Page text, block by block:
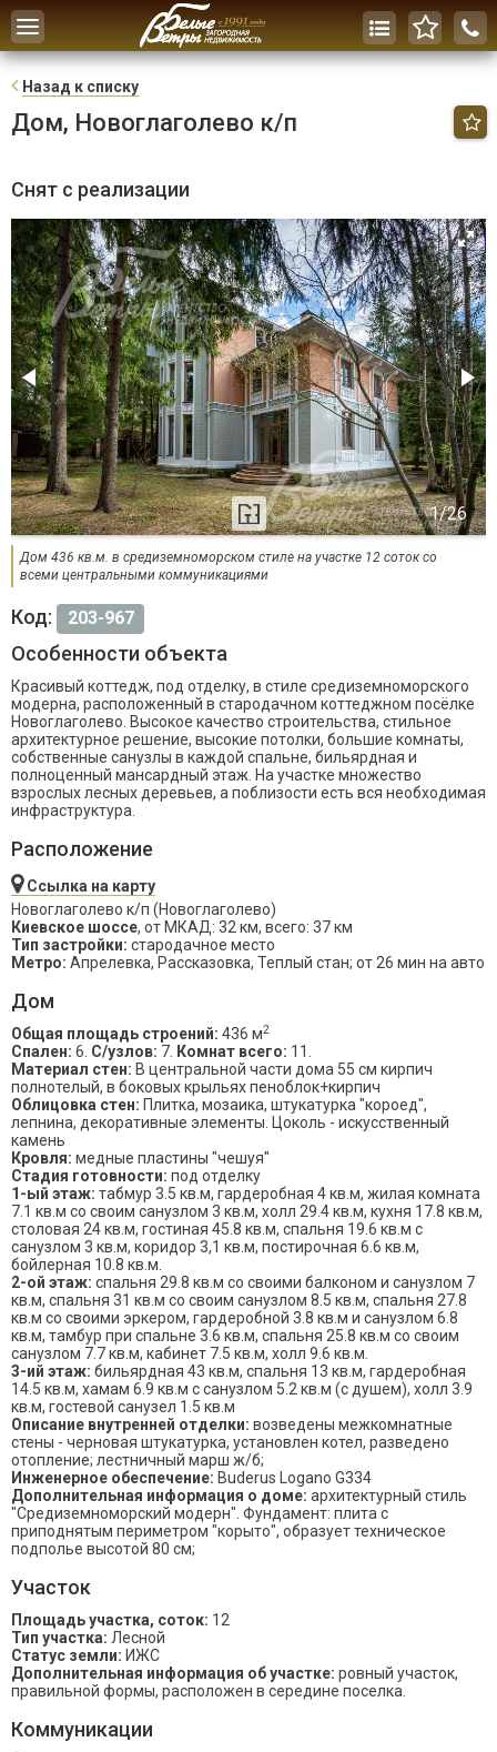
Toggle
navigation
Назад к списку
Дом, Новоглаголево к/п
Снят с реализации
Дом 436 кв.м. в средиземноморском стиле на участке 12 соток со
всеми центральными коммуникациями
Код: 203-967
Особенности объекта
Красивый коттедж, под отделку, в стиле средиземноморского
модерна, расположенный в стародачном коттеджном посёлке
Новоглаголево. Высокое качество строительства, стильное
архитектурное решение, высокие потолки, большие комнаты,
собственные санузлы в каждой спальне, бильярдная и
полноценный мансардный этаж. На участке множество
взрослых лесных деревьев, а поблизости есть вся необходимая
инфраструктура.
Расположение
Ссылка на карту
Новоглаголево к/п (Новоглаголево)
Киевское шоссе, от МКАД: 32 км, всего: 37 км
Тип застройки: стародачное место
Метро: Апрелевка, Рассказовка, Теплый стан; от 26 мин на авто
Дом
Общая площадь строений: 436 м2
Спален: 6. С/узлов: 7. Комнат всего: 11.
Материал стен: В центральной части дома 55 см кирпич
полнотелый, в боковых крыльях пеноблок+кирпич
Облицовка стен: Плитка, мозаика, штукатурка "короед",
лепнина, декоративные элементы. Цоколь - искусственный
камень
Кровля: медные пластины "чешуя"
Стадия готовности: под отделку
1-ый этаж: табмур 3.5 кв.м, гардеробная 4 кв.м, жилая комната
7.1 кв.м со своим санузлом 3 кв.м, холл 29.4 кв.м, кухня 17.8 кв.м,
столовая 24 кв.м, гостиная 45.8 кв.м, спальня 19.6 кв.м с
санузлом 3 кв.м, коридор 3,1 кв.м, постирочная 6.6 кв.м,
бойлерная 10.8 кв.м.
2-ой этаж: спальня 29.8 кв.м со своими балконом и санузлом 7
кв.м, спальня 31 кв.м со своим санузлом 8.5 кв.м, спальня 27.8
кв.м со своими эркером, гардеробной 3.8 кв.м и санузлом 6.8
кв.м, тамбур при спальне 3.6 кв.м, спальня 25.8 кв.м со своим
санузлом 7.7 кв.м, кабинет 7.5 кв.м, холл 9.6 кв.м.
3-ий этаж: бильярдная 43 кв.м, спальня 13 кв.м, гардеробная
14.5 кв.м, хамам 6.9 кв.м с санузлом 5.2 кв.м (с душем), холл 3.9
кв.м, гостевой санузел 1.5 кв.м
Описание внутренней отделки: возведены межкомнатные
стены - черновая штукатурка, установлен котел, разведено
отопление; лестничный марш ж/б;
Инженерное обеспечение: Buderus Logano G334
Дополнительная информация о доме: архитектурный стиль
"Средиземноморский модерн". Фундамент: плита с
приподнятым периметром "корыто", образует техническое
подполье высотой 80 см;
Участок
Площадь участка, соток: 12
Тип участка: Лесной
Статус земли: ИЖС
Дополнительная информация об участке: ровный участок,
правильной формы, расположен в середине поселка.
Коммуникации